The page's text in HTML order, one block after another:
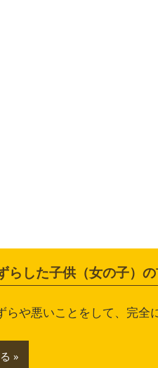
らした子供（女の子）
らや悪いことをして、完全